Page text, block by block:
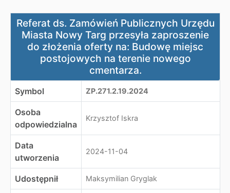
Referat ds. Zamówień Publicznych Urzędu Miasta
Referat ds. Zamówień Publicznych Urzędu
Miasta Nowy Targ przesyła zaproszenie
do złożenia oferty na: Budowę miejsc
postojowych na terenie nowego
cmentarza.
Symbol ZP.271.2.19.2024
Osoba
odpowiedzialna
Krzysztof Iskra
Data
utworzenia
2024-11-04
Udostępnił Maksymilian Gryglak